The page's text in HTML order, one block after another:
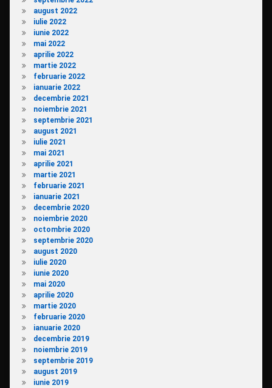
august 2022
iulie 2022
iunie 2022
mai 2022
aprilie 2022
martie 2022
februarie 2022
ianuarie 2022
decembrie 2021
noiembrie 2021
septembrie 2021
august 2021
iulie 2021
mai 2021
aprilie 2021
martie 2021
februarie 2021
ianuarie 2021
decembrie 2020
noiembrie 2020
octombrie 2020
septembrie 2020
august 2020
iulie 2020
iunie 2020
mai 2020
aprilie 2020
martie 2020
februarie 2020
ianuarie 2020
decembrie 2019
noiembrie 2019
septembrie 2019
august 2019
iunie 2019